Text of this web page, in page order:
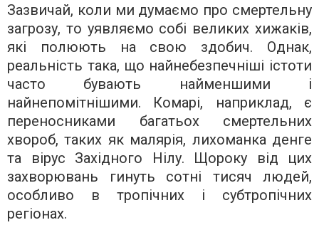
Зазвичай, коли ми думаємо про смертельну
загрозу, то уявляємо собі великих хижаків,
які полюють на свою здобич. Однак,
реальність така, що найнебезпечніші істоти
часто бувають найменшими і
найнепомітнішими. Комарі, наприклад, є
переносниками багатьох смертельних
хвороб, таких як малярія, лихоманка денге
та вірус Західного Нілу. Щороку від цих
захворювань гинуть сотні тисяч людей,
особливо в тропічних і субтропічних
регіонах.